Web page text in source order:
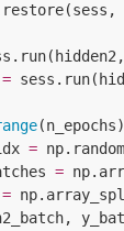
=
=
=
=